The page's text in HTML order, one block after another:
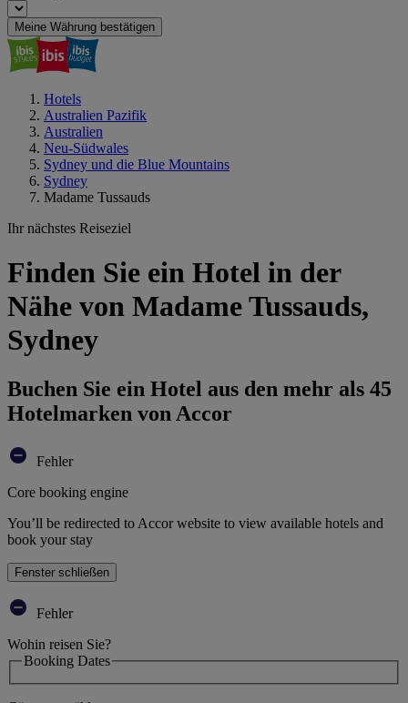
Meine Währung bestätigen
Hotels
Australien Pazifik
Australien
Neu-Südwales
Sydney und die Blue Mountains
Sydney
Madame Tussauds
Ihr nächstes Reiseziel
Finden Sie ein Hotel in der
Nähe von Madame Tussauds,
Sydney
Buchen Sie ein Hotel aus den mehr als 45
Hotelmarken von Accor
Fehler
Core booking engine
You’ll be redirected to Accor website to view available hotels and
book your stay
Fenster schließen
Fehler
Wohin reisen Sie?
Booking Dates